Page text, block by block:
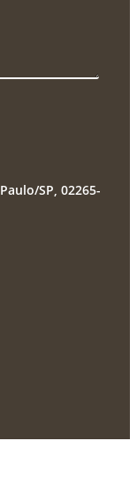
SP, 02265-